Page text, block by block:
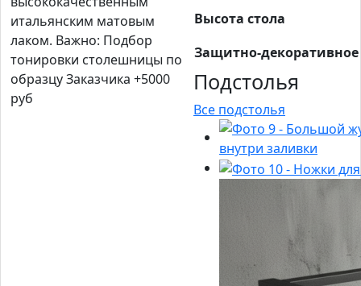
итальянским матовым
лаком. Важно: Подбор
тонировки столешницы по
образцу Заказчика +5000
руб
Высота стола
Защитно-
Подстолья
Все подстолья